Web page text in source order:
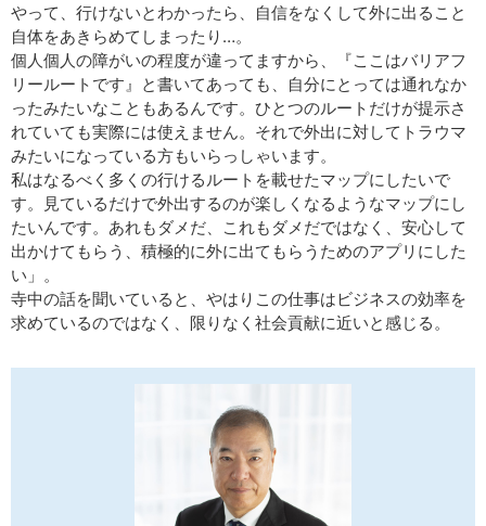
やって、行けないとわかったら、自信をなくして外に出ること
自体をあきらめてしまったり…。
個人個人の障がいの程度が違ってますから、『ここはバリアフ
リールートです』と書いてあっても、自分にとっては通れなか
ったみたいなこともあるんです。ひとつのルートだけが提示さ
れていても実際には使えません。それで外出に対してトラウマ
みたいになっている方もいらっしゃいます。
私はなるべく多くの行けるルートを載せたマップにしたいで
す。見ているだけで外出するのが楽しくなるようなマップにし
たいんです。あれもダメだ、これもダメだではなく、安心して
出かけてもらう、積極的に外に出てもらうためのアプリにした
い」。
寺中の話を聞いていると、やはりこの仕事はビジネスの効率を
求めているのではなく、限りなく社会貢献に近いと感じる。